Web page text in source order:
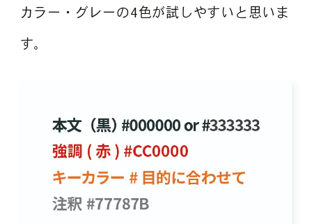
カラー・グレーの4色が試しやすいと思いま
す。